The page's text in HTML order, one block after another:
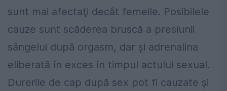
sunt mai afectaţi decât femeile. Posibilele
cauze sunt scăderea bruscă a presiunii
sângelui după orgasm, dar şi adrenalina
eliberată în exces în timpul actului sexual.
Durerile de cap după sex pot fi cauzate şi